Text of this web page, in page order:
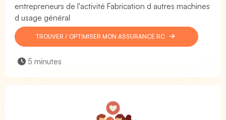
entrepreneurs de l'activité Fabrication d autres machines
d usage général
TROUVER / OPTIMISER MON ASSURANCE RC
5 minutes